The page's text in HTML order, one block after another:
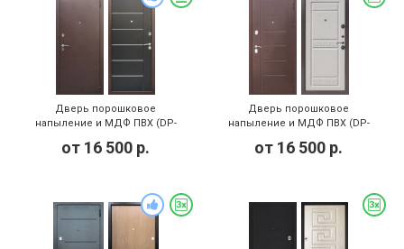
Дверь порошковое
напыление и МДФ ПВХ (DP-
от 16 500 р.
Дверь порошковое
напыление и МДФ ПВХ (DP-
от 16 500 р.